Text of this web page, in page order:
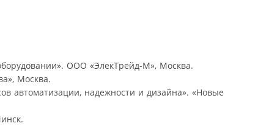
ООО «ЭлекТрейд-М», Москва.
Москва.
автоматизации, надежности и дизайна». «Новые